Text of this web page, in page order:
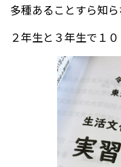
受験生の方へ
アクセス
教員採用情報(PDF)
寄付金のお願い
多種あることすら知
２年生と３年生で１